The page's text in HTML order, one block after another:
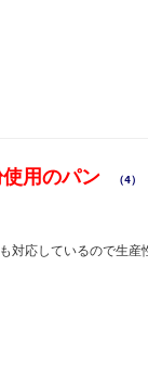
用のパン （4）
対応しているので生産